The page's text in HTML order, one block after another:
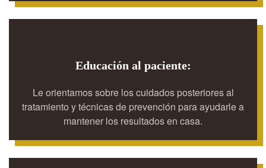
Educación al paciente:
Le orientamos sobre los cuidados posteriores al
tratamiento y técnicas de prevención para ayudarle a
mantener los resultados en casa.